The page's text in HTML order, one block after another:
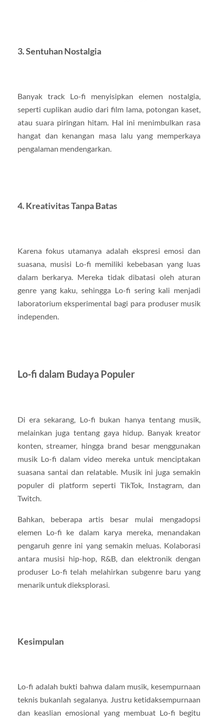
3. Sentuhan Nostalgia
Banyak track Lo-fi menyisipkan elemen nostalgia,
seperti cuplikan audio dari film lama, potongan kaset,
atau suara piringan hitam. Hal ini menimbulkan rasa
hangat dan kenangan masa lalu yang memperkaya
pengalaman mendengarkan.
4. Kreativitas Tanpa Batas
Karena fokus utamanya adalah ekspresi emosi dan
suasana, musisi Lo-fi memiliki kebebasan yang luas
dalam berkarya. Mereka tidak dibatasi oleh aturan
genre yang kaku, sehingga Lo-fi sering kali menjadi
laboratorium eksperimental bagi para produser musik
independen.
Lo-fi dalam Budaya Populer
Di era sekarang, Lo-fi bukan hanya tentang musik,
melainkan juga tentang gaya hidup. Banyak kreator
konten, streamer, hingga brand besar menggunakan
musik Lo-fi dalam video mereka untuk menciptakan
suasana santai dan relatable. Musik ini juga semakin
populer di platform seperti TikTok, Instagram, dan
Twitch.
Bahkan, beberapa artis besar mulai mengadopsi
elemen Lo-fi ke dalam karya mereka, menandakan
pengaruh genre ini yang semakin meluas. Kolaborasi
antara musisi hip-hop, R&B, dan elektronik dengan
produser Lo-fi telah melahirkan subgenre baru yang
menarik untuk dieksplorasi.
Kesimpulan
Lo-fi adalah bukti bahwa dalam musik, kesempurnaan
teknis bukanlah segalanya. Justru ketidaksempurnaan
dan keaslian emosional yang membuat Lo-fi begitu